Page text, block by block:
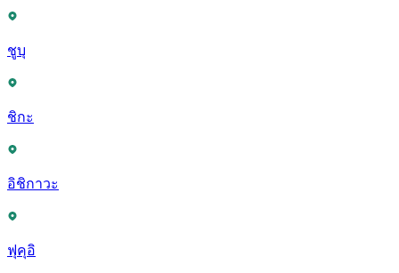
ชูบุ
ชิกะ
อิชิกาวะ
ฟุคุอิ